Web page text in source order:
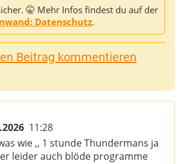
🤫 Mehr Infos findest du auf der
Datenschutz.
Beitrag kommentieren
11:28
wie ,, 1 stunde Thundermans ja
leider auch blöde programme